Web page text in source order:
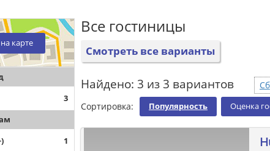
карте
3
1
Все гостиницы
Смотреть все варианты
Найдено: 3 из 3 вариантов
Сортировка:
Популярность Оценка